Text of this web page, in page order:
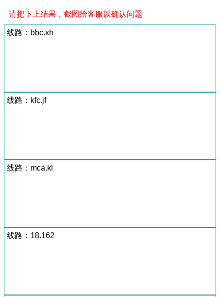
请把下上结果，截图给客服以确认问题
线路：bbc.xh
线路：kfc.jf
线路：mca.kl
线路：18.162